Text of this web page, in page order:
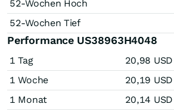
52-Wochen Hoch
52-Wochen Tief
Performance US38963H4048
1 Tag 20,98 USD
1 Woche
20,19 USD
1 Monat
20,14 USD